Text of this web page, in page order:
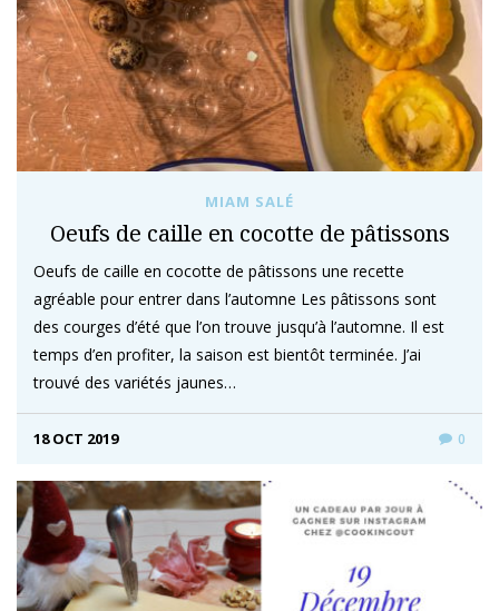
MIAM SALÉ
Oeufs de caille en cocotte de pâtissons
Oeufs de caille en cocotte de pâtissons une recette
agréable pour entrer dans l’automne Les pâtissons sont
des courges d’été que l’on trouve jusqu’à l’automne. Il est
temps d’en profiter, la saison est bientôt terminée. J’ai
trouvé des variétés jaunes…
18 OCT 2019 0